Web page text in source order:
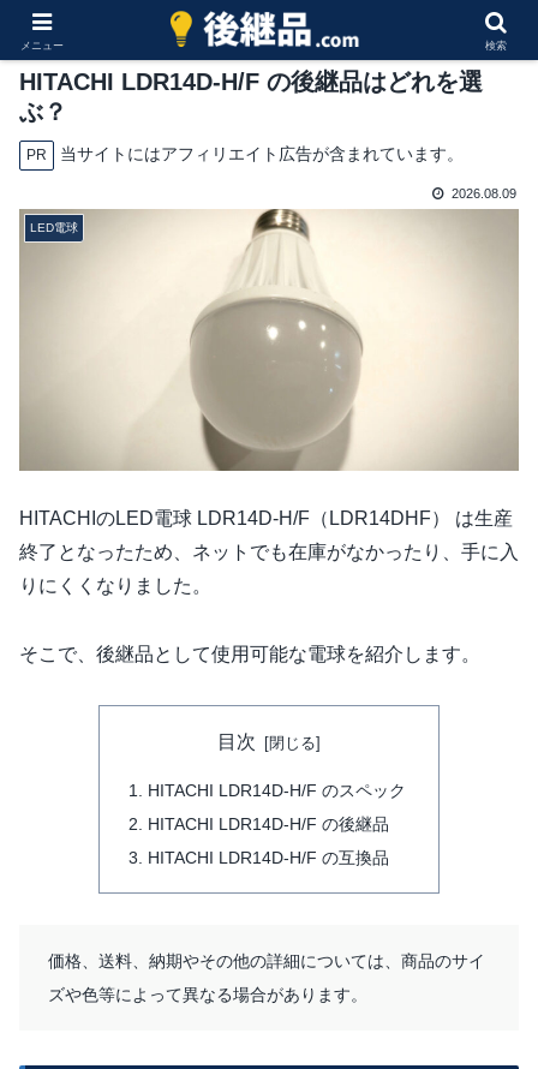
HITACHI LDR14D-H/F の後継品はどれを選
ぶ？
PR 当サイトにはアフィリエイト広告が含まれています。
2026.08.09
LED電球
HITACHIのLED電球 LDR14D-H/F（LDR14DHF） は生産
終了となったため、ネットでも在庫がなかったり、手に入
りにくくなりました。
そこで、後継品として使用可能な電球を紹介します。
目次
HITACHI LDR14D-H/F のスペック
HITACHI LDR14D-H/F の後継品
HITACHI LDR14D-H/F の互換品
価格、送料、納期やその他の詳細については、商品のサイ
ズや色等によって異なる場合があります。
メニュー 検索